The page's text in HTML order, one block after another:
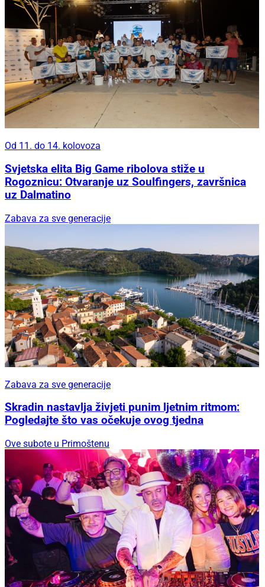
Od 11. do 14. kolovoza
Svjetska elita Big Game ribolova stiže u
Rogoznicu: Otvaranje uz Soulfingers, završnica
uz Dalmatino
Zabava za sve generacije
Zabava za sve generacije
Skradin nastavlja živjeti punim ljetnim ritmom:
Pogledajte što vas očekuje ovog tjedna
Ove subote u Primoštenu